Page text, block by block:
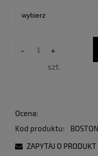
- +
szt.
Ocena:
Kod produktu:
ZAPYTAJ O